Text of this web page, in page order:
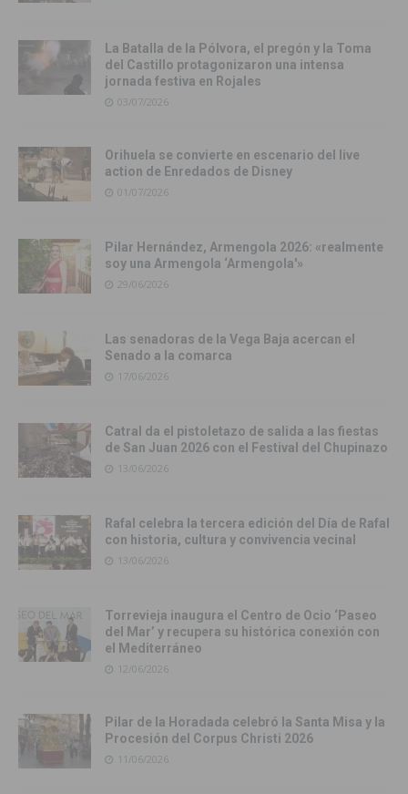
La Batalla de la Pólvora, el pregón y la Toma
del Castillo protagonizaron una intensa
jornada festiva en Rojales
03/07/2026
Orihuela se convierte en escenario del live
action de Enredados de Disney
01/07/2026
Pilar Hernández, Armengola 2026: «realmente
soy una Armengola ‘Armengola'»
29/06/2026
Las senadoras de la Vega Baja acercan el
Senado a la comarca
17/06/2026
Catral da el pistoletazo de salida a las fiestas
de San Juan 2026 con el Festival del Chupinazo
13/06/2026
Rafal celebra la tercera edición del Día de Rafal
con historia, cultura y convivencia vecinal
13/06/2026
Torrevieja inaugura el Centro de Ocio ‘Paseo
del Mar’ y recupera su histórica conexión con
el Mediterráneo
12/06/2026
Pilar de la Horadada celebró la Santa Misa y la
Procesión del Corpus Christi 2026
11/06/2026